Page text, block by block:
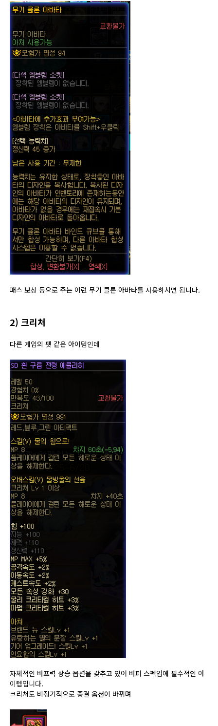
패스 보상 등으로 주는 이런 무기 클론 아바타를 사용하시면 됩니다.
2) 크리처
다른 게임의 펫 같은 아이템인데
자체적인 버프력 상승 옵션을 갖추고 있어 버퍼 스펙업에 필수적인 아
이템입니다.
크리처도 비정기적으로 종결 옵션이 바뀌며